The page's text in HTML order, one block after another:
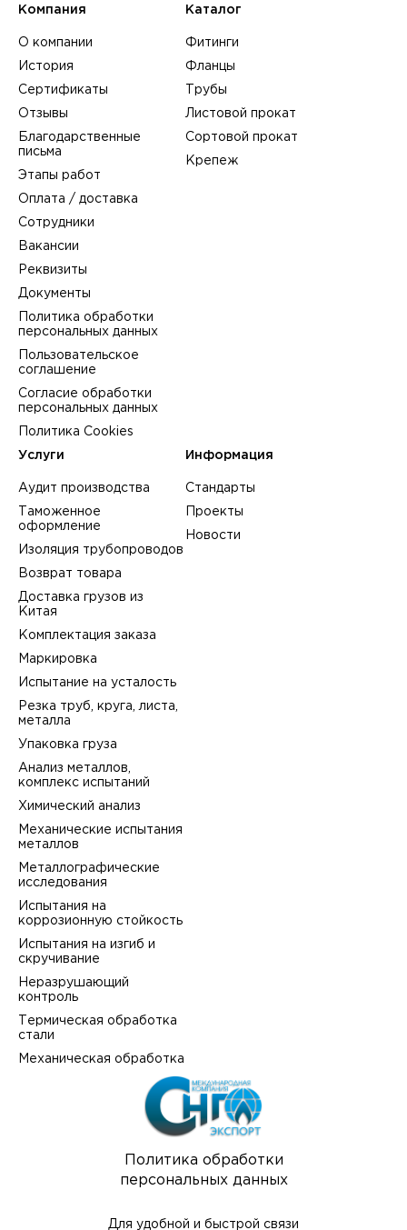
Политика обработки
персональных данных
Компания
О компании
История
Сертификаты
Отзывы
Благодарственные
письма
Этапы работ
Оплата / доставка
Сотрудники
Вакансии
Реквизиты
Документы
Политика обработки
персональных данных
Пользовательское
соглашение
Согласие обработки
персональных данных
Политика Cookies
Каталог
Фитинги
Фланцы
Трубы
Листовой прокат
Сортовой прокат
Крепеж
Услуги
Аудит производства
Таможенное
оформление
Изоляция трубопроводов
Возврат товара
Доставка грузов из
Китая
Комплектация заказа
Маркировка
Испытание на усталость
Резка труб, круга, листа,
металла
Упаковка груза
Анализ металлов,
комплекс испытаний
Химический анализ
Механические испытания
металлов
Металлографические
исследования
Испытания на
коррозионную стойкость
Испытания на изгиб и
скручивание
Неразрушающий
контроль
Термическая обработка
стали
Механическая обработка
Информация
Стандарты
Проекты
Новости
Для удобной и быстрой связи